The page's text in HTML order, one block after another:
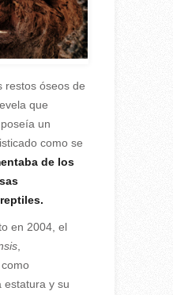
restos óseos de
que
un
como se
de los
en 2004, el
,
estatura y su